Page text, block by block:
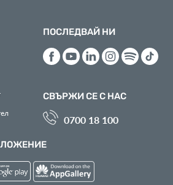
ПОСЛЕДВАЙ НИ
СВЪРЖИ СЕ С НАС
0700 18 100